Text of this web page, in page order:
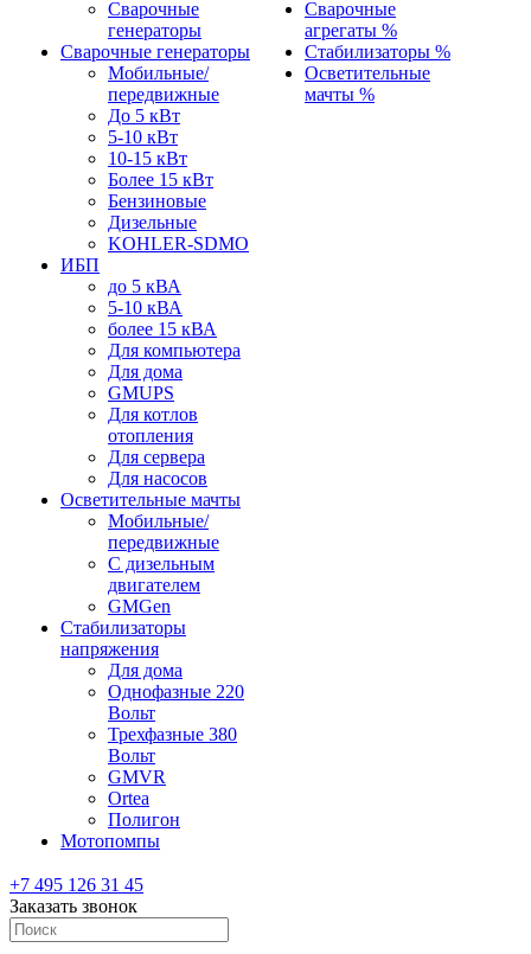
Сварочные
генераторы
Сварочные генераторы
Мобильные/
передвижные
До 5 кВт
5-10 кВт
10-15 кВт
Более 15 кВт
Бензиновые
Дизельные
KOHLER-SDMO
ИБП
до 5 кВА
5-10 кВА
более 15 кВА
Для компьютера
Для дома
GMUPS
Для котлов
отопления
Для сервера
Для насосов
Осветительные мачты
Мобильные/
передвижные
С дизельным
двигателем
GMGen
Стабилизаторы
напряжения
Для дома
Однофазные 220
Вольт
Трехфазные 380
Вольт
GMVR
Ortea
Полигон
Мотопомпы
Сварочные
агрегаты %
Стабилизаторы %
Осветительные
мачты %
+7 495 126 31 45
Заказать звонок